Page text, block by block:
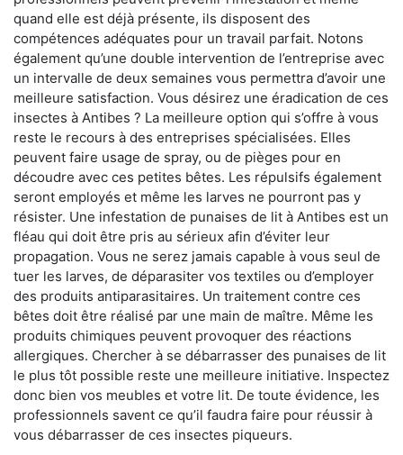
quand elle est déjà présente, ils disposent des
compétences adéquates pour un travail parfait. Notons
également qu’une double intervention de l’entreprise avec
un intervalle de deux semaines vous permettra d’avoir une
meilleure satisfaction. Vous désirez une éradication de ces
insectes à Antibes ? La meilleure option qui s’offre à vous
reste le recours à des entreprises spécialisées. Elles
peuvent faire usage de spray, ou de pièges pour en
découdre avec ces petites bêtes. Les répulsifs également
seront employés et même les larves ne pourront pas y
résister. Une infestation de punaises de lit à Antibes est un
fléau qui doit être pris au sérieux afin d’éviter leur
propagation. Vous ne serez jamais capable à vous seul de
tuer les larves, de déparasiter vos textiles ou d’employer
des produits antiparasitaires. Un traitement contre ces
bêtes doit être réalisé par une main de maître. Même les
produits chimiques peuvent provoquer des réactions
allergiques. Chercher à se débarrasser des punaises de lit
le plus tôt possible reste une meilleure initiative. Inspectez
donc bien vos meubles et votre lit. De toute évidence, les
professionnels savent ce qu’il faudra faire pour réussir à
vous débarrasser de ces insectes piqueurs.